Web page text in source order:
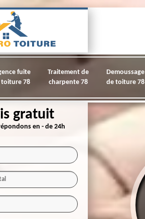
fuite
toiture 78
Traitement de
charpente 78
Demoussage
de toiture 78
gratuit
en - de 24h